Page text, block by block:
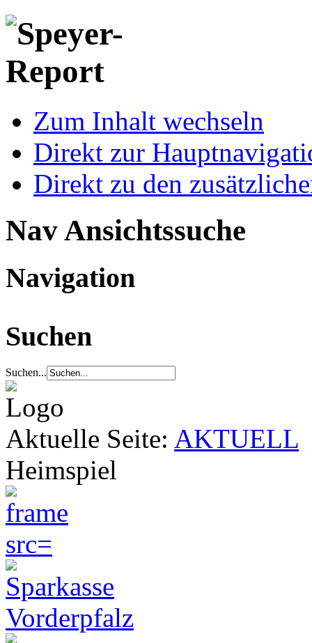
Zum Inhalt wechseln
Direkt zur
Direkt zu den
Nav Ansichtssuche
Navigation
Suchen
Suchen...
Aktuelle Seite: AKTUELL
Heimspiel